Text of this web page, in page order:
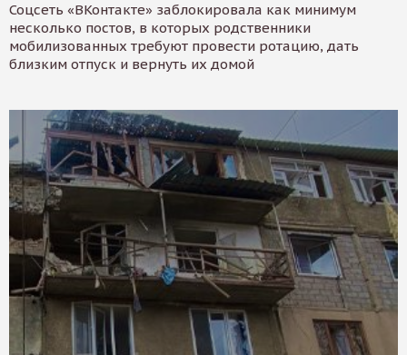
Соцсеть «ВКонтакте» заблокировала как минимум
несколько постов, в которых родственники
мобилизованных требуют провести ротацию, дать
близким отпуск и вернуть их домой